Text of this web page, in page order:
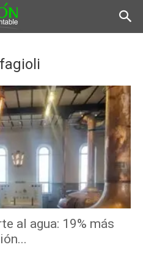
al agua: 19% más